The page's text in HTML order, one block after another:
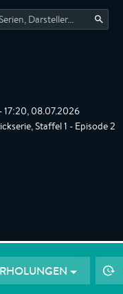
17:20, 08.07.2026
Staffel 1 - Episode 2